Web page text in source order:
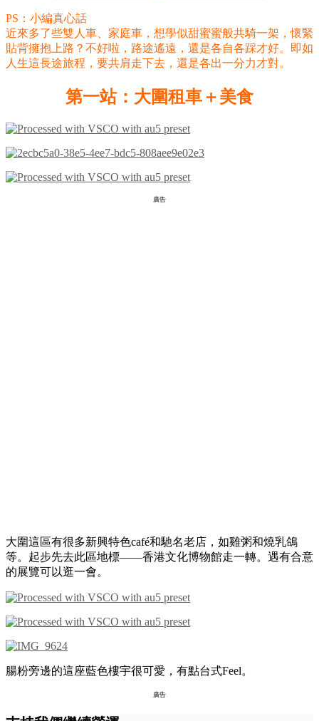
PS：小編真心話
近來多了些雙人車、家庭車，想學似甜蜜蜜般共騎一架，懷緊
貼背擁抱上路？不好啦，路途遙遠，還是各自各踩才好。即如
人生這長途旅程，要共肩走下去，還是各出一分力才對。
第一站：大圍租車＋美食
廣告
大圍這區有很多新興特色café和馳名老店，如雞粥和燒乳鴿
等。起步先去此區地標——香港文化博物館走一轉。遇有合意
的展覽可以逛一會。
腸粉旁邊的這座藍色樓宇很可愛，有點台式Feel。
廣告